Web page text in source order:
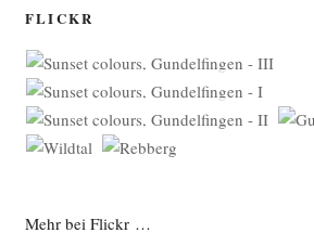
FLICKR
Mehr bei Flickr …